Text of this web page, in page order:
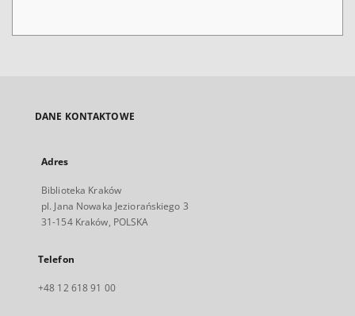
DANE KONTAKTOWE
Adres
Biblioteka Kraków
pl. Jana Nowaka Jeziorańskiego 3
31-154 Kraków, POLSKA
Telefon
+48 12 618 91 00